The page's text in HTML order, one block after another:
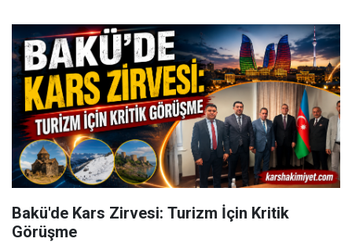
Bakü'de Kars Zirvesi: Turizm İçin Kritik
Görüşme